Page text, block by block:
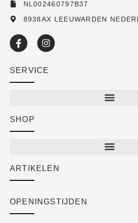
NL002460797B37
8938AX LEEUWARDEN
SERVICE
Academy
SHOP
ARTIKELEN
OPENINGSTIJDEN